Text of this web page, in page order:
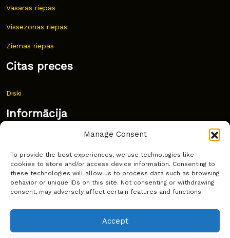
Manage Consent
To provide the best experiences, we use technologies like
cookies to store and/or access device information. Consenting to
these technologies will allow us to process data such as browsing
behavior or unique IDs on this site. Not consenting or withdrawing
consent, may adversely affect certain features and functions.
Accept
Vasaras riepas
Vissezonas riepas
Ziemas riepas
Citas preces
Diski
Informācija
Bieži uzdoti jautājumi
Kur pirkt?
Sīkdatņu politika